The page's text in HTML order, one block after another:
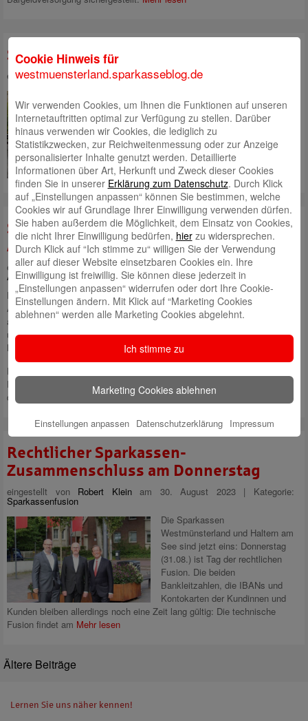
Sparkasse: 175 Jahre in Lüdinghausen
eingestellt vonRobert Kleinam 27. Oktober 2023 | Kategorie:
Lüdinghausen feiert die
Sparkasse in diesem Jahr. Das
Kreditinstitut schenkt der Stadt
Lüdinghausen einen „Burgen-
Brunnen“ – anstelle eines großen
Festes.Mehr lesen
Sparkasse modernisiert Standort in
Alstätte
eingestellt vonMaren Kamplingam 8. September 2023 | Kategorie:
Allgemein
Die Sparkasse modernisiert das Beratungscenter in Alstätte: Die
Arbeiten starten am 18. September und werden rund drei Monate
andauern. „Während der Modernisierung werden wir weiterhin vor Ort für
unsere Kundinnen und Kunden im Beratungscenter da sein“, sagt
Michael Hollekamp, Leiter des Beratungscenters.
Den SB-Service mit Geldautomaten für Abhebungen sowie
Einzahlungen und das Überweisungsterminal wird die Sparkasse
dauerhaft in einem
Mehr lesen
Rechtlicher Sparkassen-
Zusammenschluss am Donnerstag
eingestellt von Robert Kleinam 30. August 2023 | Kategorie:
Sparkassenfusion
Die Sparkassen
Westmünsterland und Haltern am
See sind jetzt eins: Donnerstag
(31.08.) ist Tag der rechtlichen
Fusion. Die beiden
Bankleitzahlen, die IBANs und
Kontokarten der Kundinnen und
Kunden bleiben allerdings noch eine Zeit lang gültig: Die technische
Fusion findet am Mehr lesen
Ältere Beiträge
Lernen Sie uns näher kennen!
Cookie Hinweis für
westmuensterland.sparkasseblog.de
Wir verwenden Cookies, um Ihnen die Funktionen auf unseren
Internetauftritten optimal zur Verfügung zu stellen. Darüber
hinaus verwenden wir Cookies, die lediglich zu
Statistikzwecken, zur Reichweitenmessung oder zur Anzeige
personalisierter Inhalte genutzt werden. Detaillierte
Informationen über Art, Herkunft und Zweck dieser Cookies
finden Sie in unserer Erklärung zum Datenschutz. Durch Klick
auf „Einstellungen anpassen“ können Sie bestimmen, welche
Cookies wir auf Grundlage Ihrer Einwilligung verwenden dürfen.
Sie haben außerdem die Möglichkeit, dem Einsatz von Cookies,
die nicht Ihrer Einwilligung bedürfen, hierzu widersprechen.
Durch Klick auf “Ich stimme zu“ willigen Sie der Verwendung
aller auf dieser Website einsetzbaren Cookies ein. Ihre
Einwilligung ist freiwillig. Sie können diese jederzeit in
„Einstellungen anpassen“ widerrufen oder dort Ihre Cookie-
Einstellungen ändern. Mit Klick auf “Marketing Cookies
ablehnen“ werden alle Marketing Cookies abgelehnt.
Ich stimme zu
Marketing Cookies ablehnen
Einstellungen anpassen Datenschutzerklärung Impressum